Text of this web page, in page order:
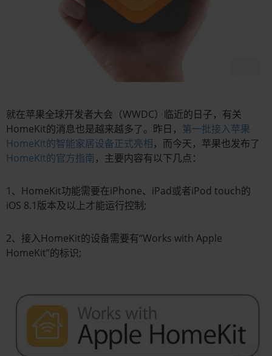
就在苹果全球开发者大会（WWDC）临近的日子，有关
HomeKit的消息也是越来越多了。昨日， 第一批接入苹果
HomeKit的智能家居设备正式亮相，而今天，苹果也发布了
HomeKit的官方指南，主要内容有以下几点：
1、HomeKit功能需要在iPhone、iPad或者iPod touch的
iOS 8.1版本及以上才能运行控制;
2、接入HomeKit的设备需要有“Works with Apple
HomeKit”的标识;